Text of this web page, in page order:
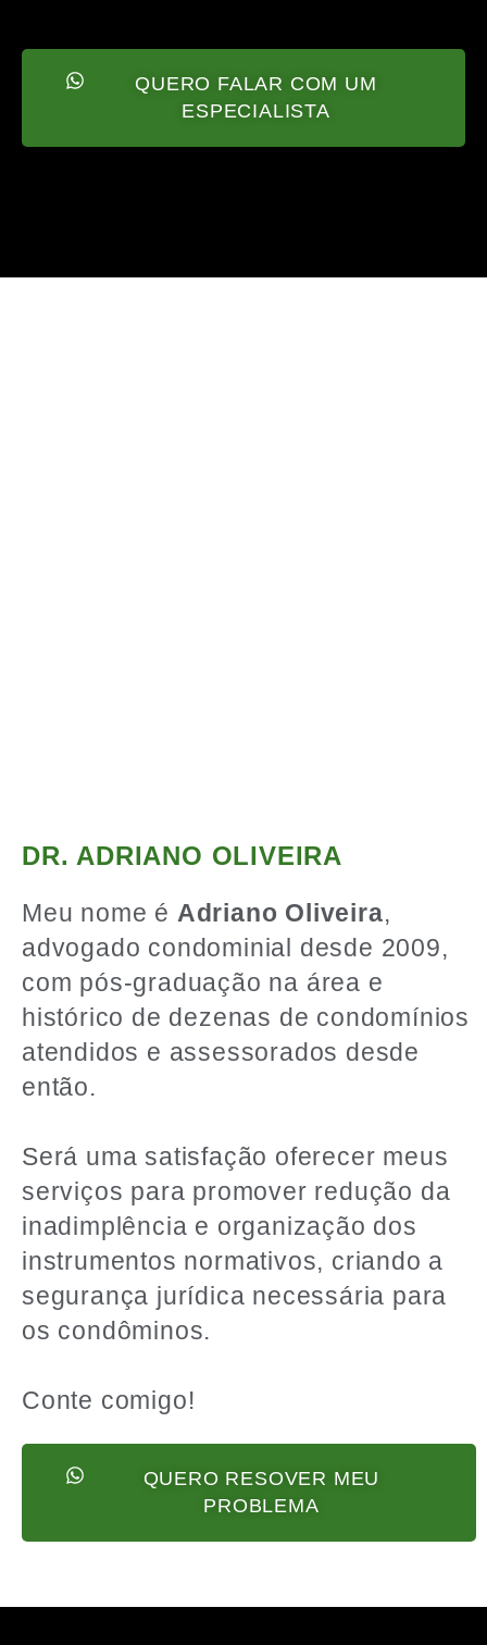
QUERO FALAR COM UM
ESPECIALISTA
DR. ADRIANO OLIVEIRA
Meu nome é Adriano Oliveira,
advogado condominial desde 2009,
com pós-graduação na área e
histórico de dezenas de condomínios
atendidos e assessorados desde
então.
Será uma satisfação oferecer meus
serviços para promover redução da
inadimplência e organização dos
instrumentos normativos, criando a
segurança jurídica necessária para
os condôminos.
Conte comigo!
QUERO RESOVER MEU
PROBLEMA